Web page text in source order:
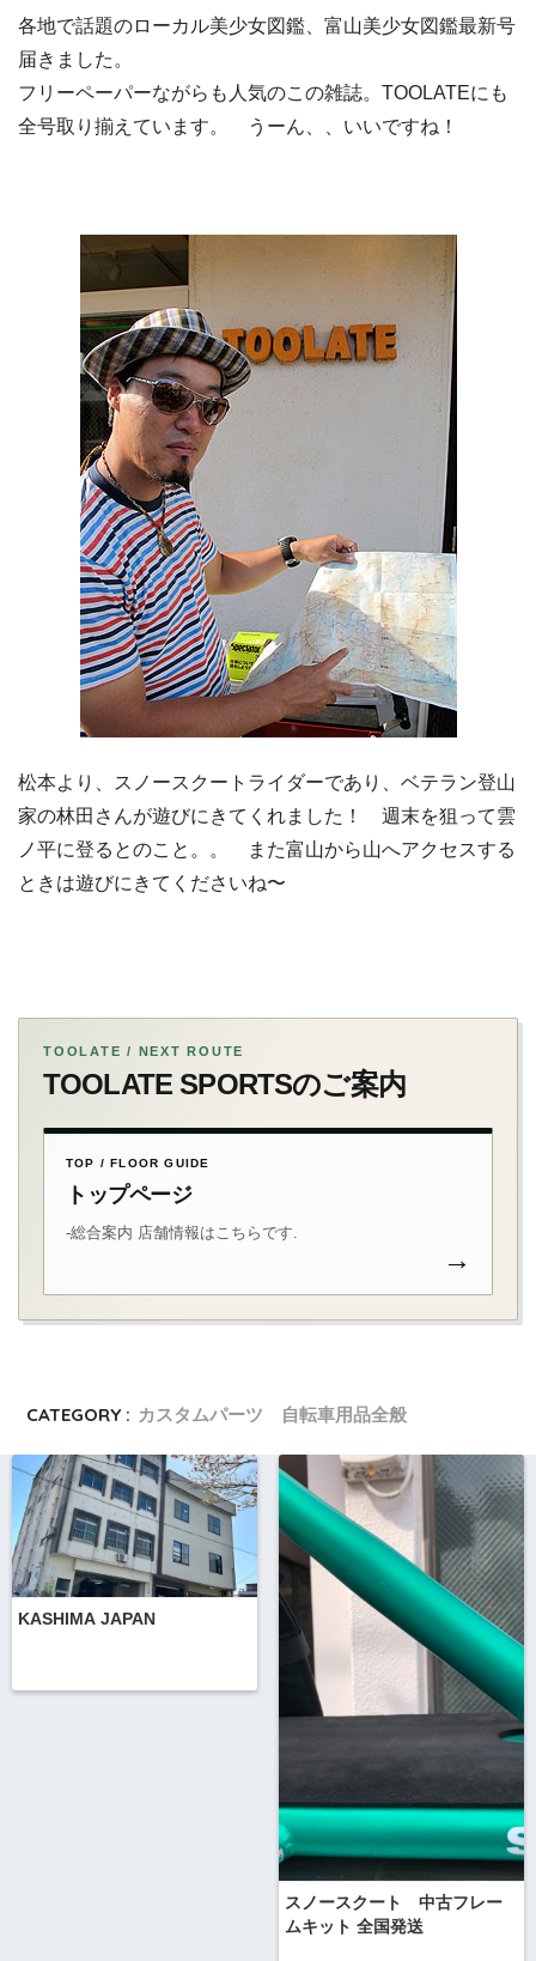
各地で話題のローカル美少女図鑑、富山美少女図鑑最新号
届きました。
フリーペーパーながらも人気のこの雑誌。TOOLATEにも
全号取り揃えています。 うーん、、いいですね！
松本より、スノースクートライダーであり、ベテラン登山
家の林田さんが遊びにきてくれました！ 週末を狙って雲
ノ平に登るとのこと。。 また富山から山へアクセスする
ときは遊びにきてくださいね〜
TOOLATE / NEXT ROUTE
TOOLATE SPORTSのご案内
TOP / FLOOR GUIDE
トップページ
-総合案内 店舗情報はこちらです.
→
CATEGORY : カスタムパーツ 自転車用品全般
KASHIMA JAPAN
スノースクート 中古フレー
ムキット 全国発送